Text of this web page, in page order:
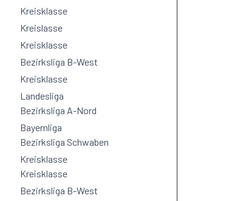
Kreisklasse
Kreislasse
Kreisklasse
Bezirksliga B-West
Kreisklasse
Landesliga
Bezirksliga A-Nord
Bayernliga
Bezirksliga Schwaben
Kreisklasse
Kreisklasse
Bezirksliga B-West